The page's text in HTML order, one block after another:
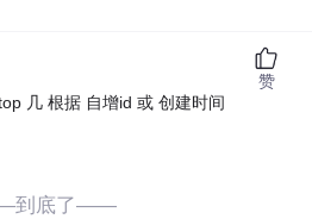
几 根据 自增id 或 创建时间
赞
到底了——